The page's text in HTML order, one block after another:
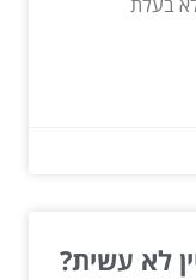
בעלת
לא עשית?